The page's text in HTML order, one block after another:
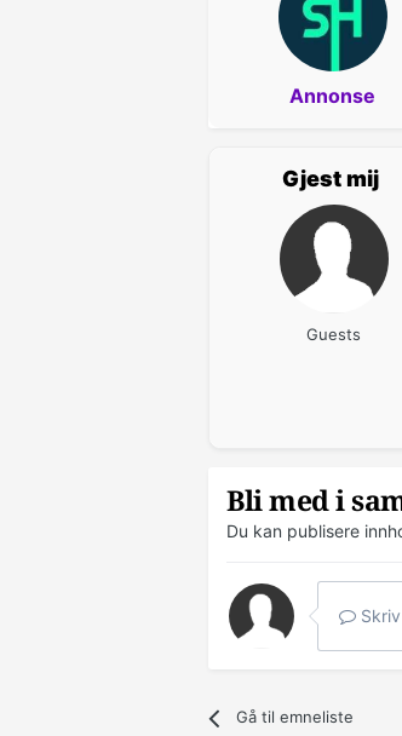
Annonse
Gjest mij
Guests
Bli med i
Du kan publisere
Gå til emneliste